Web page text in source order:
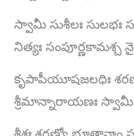
స్వామీ సుశీలః సులభః
నిత్యః సంపూర్ణకామశ్చ
కృపాపీయూషజలధిః
శ్రీమాన్నారాయణః స్వామీ